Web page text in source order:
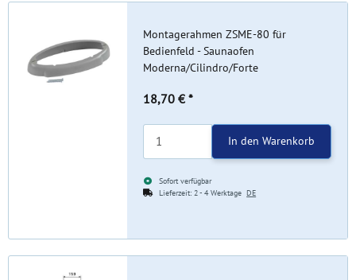
Montagerahmen ZSME-80 für
Bedienfeld - Saunaofen
Moderna/Cilindro/Forte
18,70 € *
In den Warenkorb
Sofort verfügbar
Lieferzeit:2 - 4 WerktageDE